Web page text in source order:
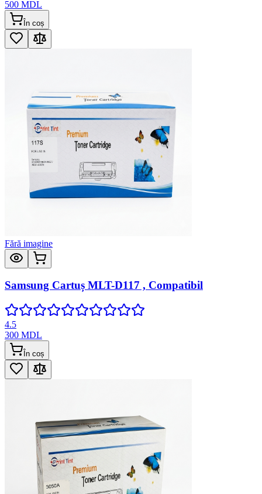
500 MDL
În coș
Fără imagine
Samsung Cartuș MLT-D117 , Compatibil
4.5
300 MDL
În coș